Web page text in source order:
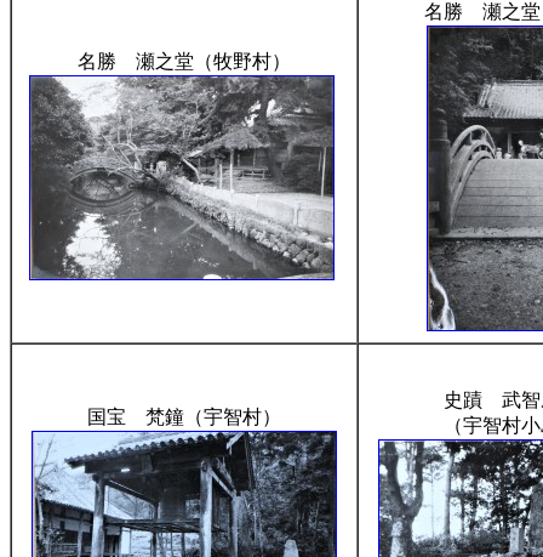
名勝 瀬之堂（牧野村）
名勝 瀬之堂
国宝 梵鐘（宇智村）
史蹟 武智
（宇智村